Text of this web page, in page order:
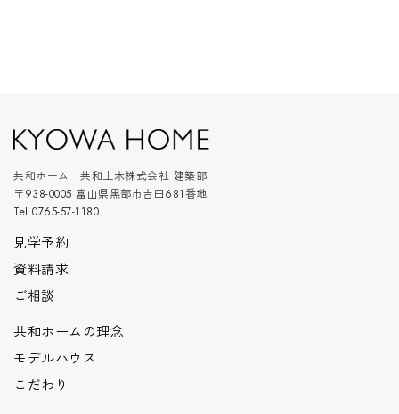
共和ホーム 共和土木株式会社 建築部
〒938-0005 富山県黒部市吉田681番地
Tel.0765-57-1180
見学予約
資料請求
ご相談
共和ホームの理念
モデルハウス
こだわり